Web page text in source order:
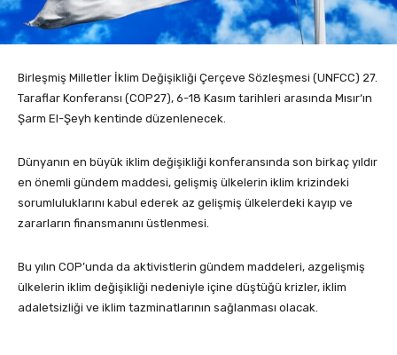
Birleşmiş Milletler İklim Değişikliği Çerçeve Sözleşmesi (UNFCC) 27.
Taraflar Konferansı (COP27), 6-18 Kasım tarihleri arasında Mısır‘ın
Şarm El-Şeyh kentinde düzenlenecek.
Dünyanın en büyük iklim değişikliği konferansında son birkaç yıldır
en önemli gündem maddesi, gelişmiş ülkelerin iklim krizindeki
sorumluluklarını kabul ederek az gelişmiş ülkelerdeki kayıp ve
zararların finansmanını üstlenmesi.
Bu yılın COP’unda da aktivistlerin gündem maddeleri, azgelişmiş
ülkelerin iklim değişikliği nedeniyle içine düştüğü krizler, iklim
adaletsizliği ve iklim tazminatlarının sağlanması olacak.